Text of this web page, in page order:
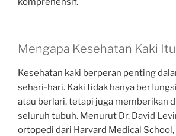
Mengapa Kesehatan Kaki
Kesehatan kaki berperan penting
sehari-hari. Kaki tidak hanya
atau berlari, tetapi juga memberikan
seluruh tubuh. Menurut Dr. David
ortopedi dari Harvard Medical School,